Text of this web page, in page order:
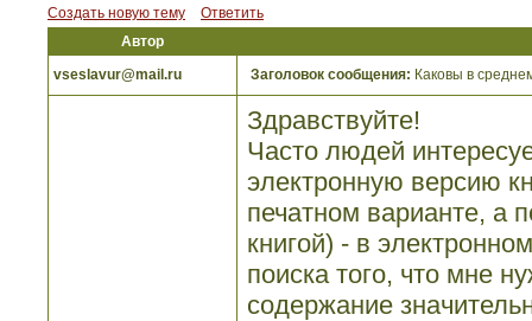
Создать новую тему
Ответить
Автор
vseslavur@mail.ru
Заголовок сообщения: Каковы в
Здравствуйте!
Часто людей
электронную версию
печатном варианте, а
книгой) - в
поиска того, что мне
содержание